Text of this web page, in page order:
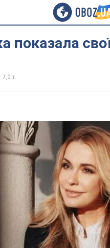
показала
7,0 т.